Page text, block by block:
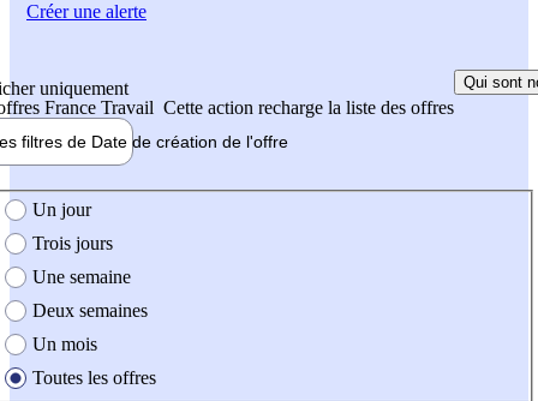
uniquement
France Travail Cette action recharge la liste des offres
Qui sont
filtres de Date de création de l'offre
création de l'offre
Un jour
Trois jours
Une semaine
Deux semaines
Un mois
Toutes les offres
Créer une alerte